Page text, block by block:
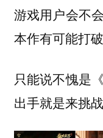
游戏用户会不
本作有可能打
只能说不愧是
出手就是来挑